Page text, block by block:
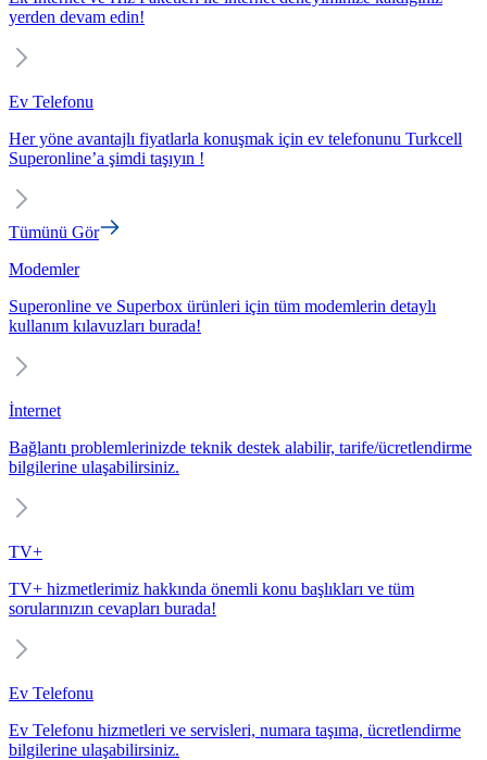
yerden devam edin!
Ev Telefonu
Her yöne avantajlı fiyatlarla konuşmak için ev telefonunu Turkcell
Superonline’a şimdi taşıyın !
Tümünü Gör
Modemler
Superonline ve Superbox ürünleri için tüm modemlerin detaylı
kullanım kılavuzları burada!
İnternet
Bağlantı problemlerinizde teknik destek alabilir, tarife/ücretlendirme
bilgilerine ulaşabilirsiniz.
TV+
TV+ hizmetlerimiz hakkında önemli konu başlıkları ve tüm
sorularınızın cevapları burada!
Ev Telefonu
Ev Telefonu hizmetleri ve servisleri, numara taşıma, ücretlendirme
bilgilerine ulaşabilirsiniz.